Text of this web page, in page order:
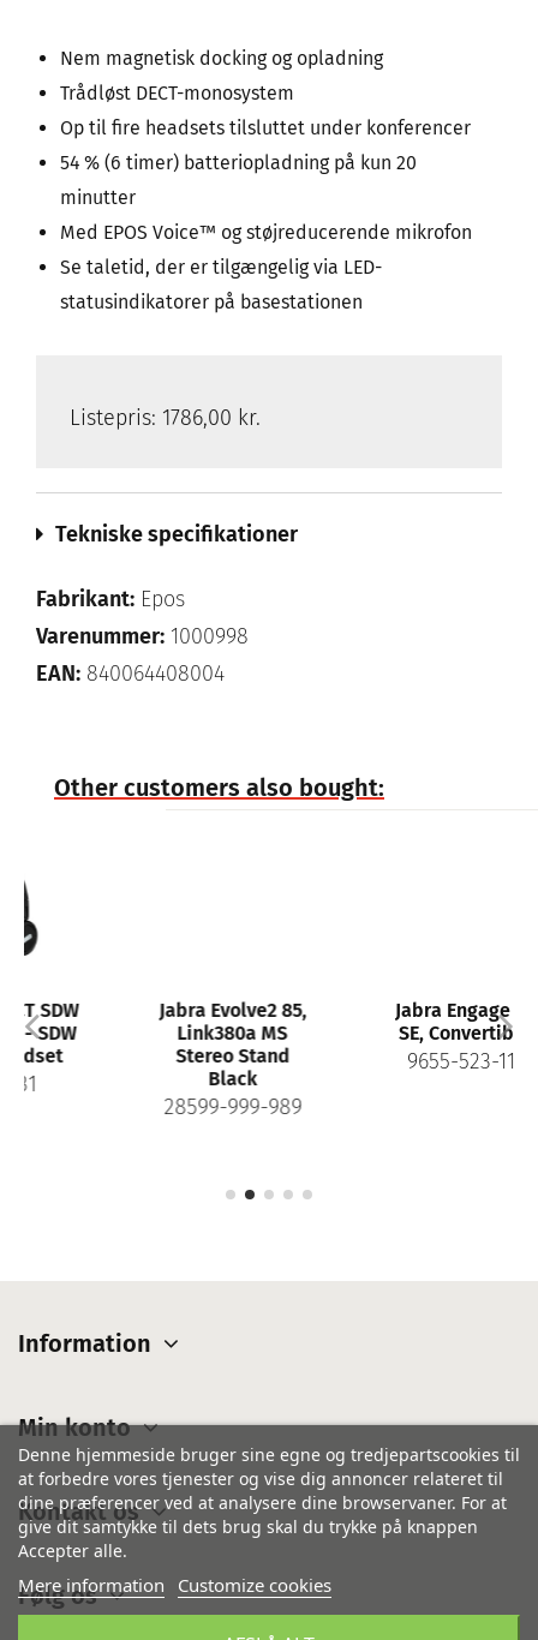
Nem magnetisk docking og opladning
Trådløst DECT-monosystem
Op til fire headsets tilsluttet under konferencer
54 % (6 timer) batteriopladning på kun 20
minutter
Med EPOS Voice™ og støjreducerende mikrofon
Se taletid, der er tilgængelig via LED-
statusindikatorer på basestationen
Listepris: 1786,00 kr.
Tekniske specifikationer
Fabrikant: Epos
Varenummer: 1000998
EAN: 840064408004
Other customers also bought:
Jabra Evolve2 85,
Link380a MS
Stereo Stand
28599-999-989
Jabra Engage 45
SE, Convertible
9655-523-111
Information
Min konto
Kontakt os
Denne hjemmeside bruger sine egne og tredjepartscookies til
at forbedre vores tjenester og vise dig annoncer relateret til
dine præferencer ved at analysere dine browservaner. For at
give dit samtykke til dets brug skal du trykke på knappen
Accepter alle.
Mere information Customize cookies
Følg os